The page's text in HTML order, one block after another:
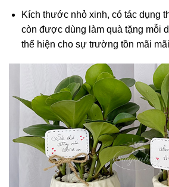
Kích thước nhỏ xinh, có tác dụng
còn được dùng làm quà tặng mỗi
thể hiện cho sự trường tồn mãi